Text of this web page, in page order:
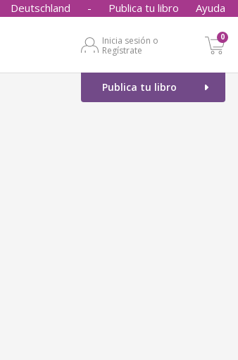
Deutschland - Publica tu libro Ayuda
Inicia sesión o
Regístrate
0
Publica tu libro